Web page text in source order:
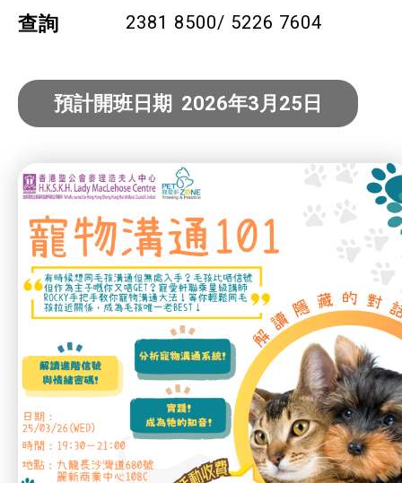
寵物急救
藝術分享
健康運動
身心靈健康
暑期興趣班(青衣限定)
社企項目
就業及求職
特別服務項目
最新消息
服務單位及聯絡
查詢 2381 8500/ 5226 7604
預計開班日期 2026年3月25日